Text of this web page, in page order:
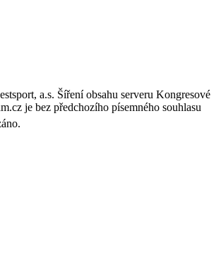
a.s. Šíření obsahu serveru Kongresové
je bez předchozího písemného souhlasu